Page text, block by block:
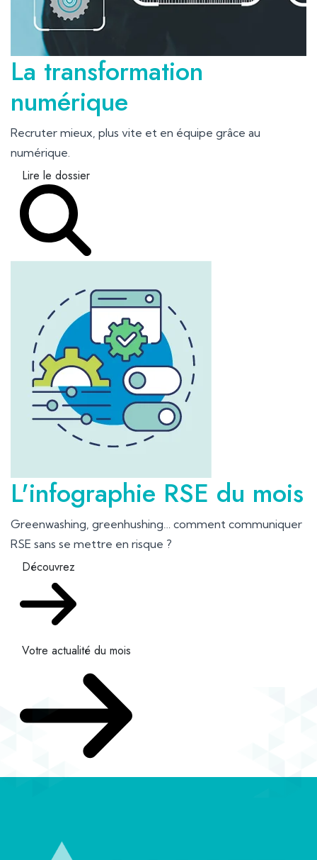
La transformation
numérique
Recruter mieux, plus vite et en équipe grâce au
numérique.
Lire le dossier
L'infographie RSE du mois
Greenwashing, greenhushing… comment communiquer
RSE sans se mettre en risque ?
Découvrez
Votre actualité du mois